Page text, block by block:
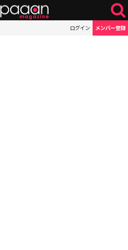
ログイン メンバー登録